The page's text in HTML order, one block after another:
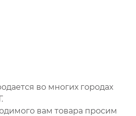
во многих городах
вам товара просим